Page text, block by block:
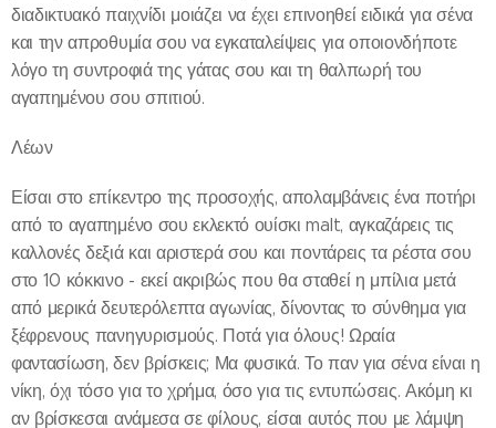
διαδικτυακό παιχνίδι μοιάζει να έχει επινοηθεί ειδικά για σένα
και την απροθυμία σου να εγκαταλείψεις για οποιονδήποτε
λόγο τη συντροφιά της γάτας σου και τη θαλπωρή του
αγαπημένου σου σπιτιού.
Λέων
Είσαι στο επίκεντρο της προσοχής, απολαμβάνεις ένα ποτήρι
από το αγαπημένο σου εκλεκτό ουίσκι malt, αγκαζάρεις τις
καλλονές δεξιά και αριστερά σου και ποντάρεις τα ρέστα σου
στο 10 κόκκινο - εκεί ακριβώς που θα σταθεί η μπίλια μετά
από μερικά δευτερόλεπτα αγωνίας, δίνοντας το σύνθημα για
ξέφρενους πανηγυρισμούς. Ποτά για όλους! Ωραία
φαντασίωση, δεν βρίσκεις; Μα φυσικά. Το παν για σένα είναι η
νίκη, όχι τόσο για το χρήμα, όσο για τις εντυπώσεις. Ακόμη κι
αν βρίσκεσαι ανάμεσα σε φίλους, είσαι αυτός που με λάμψη